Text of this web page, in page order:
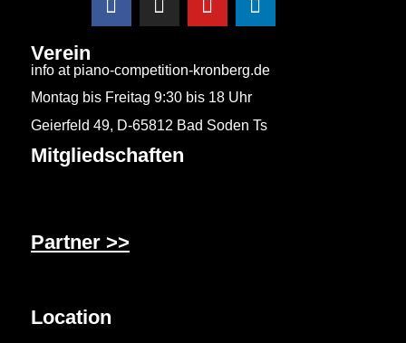
Verein
info at piano-competition-kronberg.de
Montag bis Freitag 9:30 bis 18 Uhr
Geierfeld 49, D-65812 Bad Soden Ts
Mitgliedschaften
Partner >>
Location